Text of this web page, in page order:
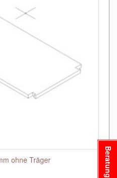
ohne Träger Beratung